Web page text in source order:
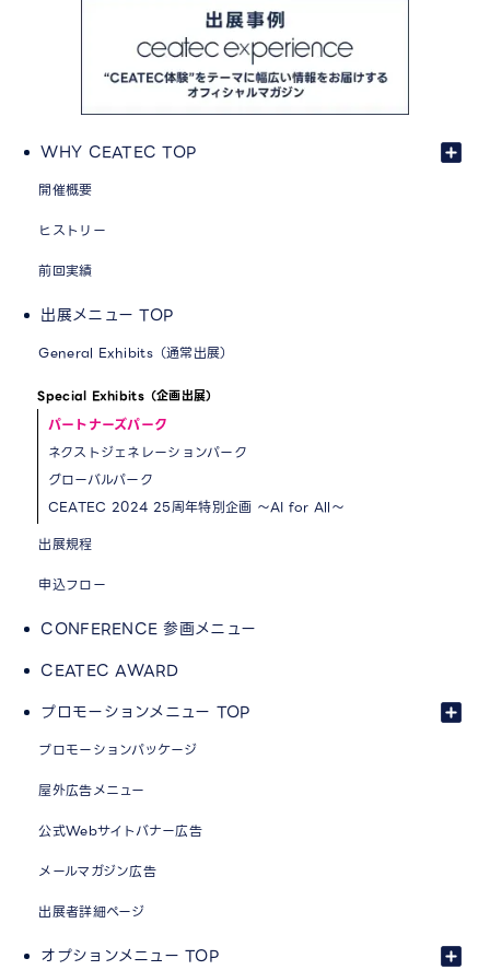
WHY CEATEC TOP
開催概要
ヒストリー
前回実績
出展メニュー TOP
General Exhibits（通常出展）
Special Exhibits（企画出展）
パートナーズパーク
ネクストジェネレーションパーク
グローバルパーク
CEATEC 2024 25周年特別企画 ～AI for All～
出展規程
申込フロー
CONFERENCE 参画メニュー
CEATEC AWARD
プロモーションメニュー TOP
プロモーションパッケージ
屋外広告メニュー
公式Webサイトバナー広告
メールマガジン広告
出展者詳細ページ
オプションメニュー TOP